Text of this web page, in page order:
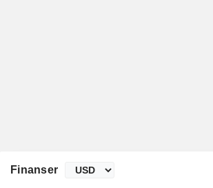
Finanser